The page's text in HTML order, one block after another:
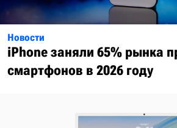
Новости
iPhone заняли 65% рынка
смартфонов в 2026 году